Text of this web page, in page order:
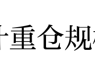
重仓